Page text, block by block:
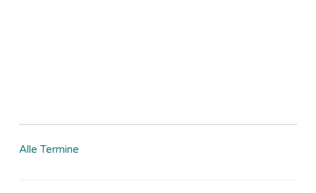
Alle Termine